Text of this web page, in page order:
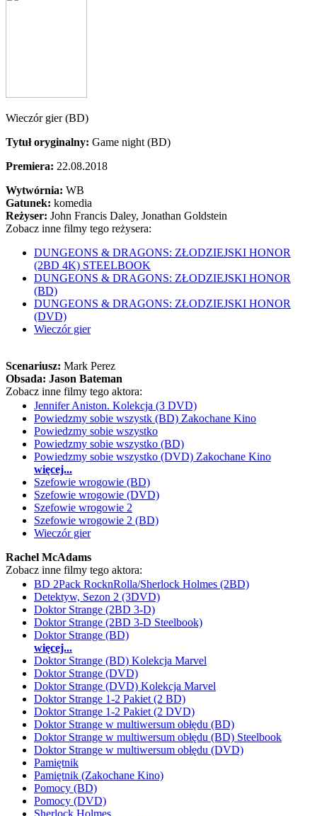
Wieczór gier (BD)
Tytuł oryginalny: Game night (BD)
Premiera: 22.08.2018
Wytwórnia: WB
Gatunek: komedia
Reżyser: John Francis Daley, Jonathan Goldstein
Zobacz inne filmy tego reżysera:
DUNGEONS & DRAGONS: ZŁODZIEJSKI HONOR
(2BD 4K) STEELBOOK
DUNGEONS & DRAGONS: ZŁODZIEJSKI HONOR
(BD)
DUNGEONS & DRAGONS: ZŁODZIEJSKI HONOR
(DVD)
Wieczór gier
Scenariusz: Mark Perez
Obsada: Jason Bateman
Zobacz inne filmy tego aktora:
Jennifer Aniston. Kolekcja (3 DVD)
Powiedzmy sobie wszystk (BD) Zakochane Kino
Powiedzmy sobie wszystko
Powiedzmy sobie wszystko (BD)
Powiedzmy sobie wszystko (DVD) Zakochane Kino
więcej...
Szefowie wrogowie (BD)
Szefowie wrogowie (DVD)
Szefowie wrogowie 2
Szefowie wrogowie 2 (BD)
Wieczór gier
Rachel McAdams
Zobacz inne filmy tego aktora:
BD 2Pack RocknRolla/Sherlock Holmes (2BD)
Detektyw, Sezon 2 (3DVD)
Doktor Strange (2BD 3-D)
Doktor Strange (2BD 3-D Steelbook)
Doktor Strange (BD)
więcej...
Doktor Strange (BD) Kolekcja Marvel
Doktor Strange (DVD)
Doktor Strange (DVD) Kolekcja Marvel
Doktor Strange 1-2 Pakiet (2 BD)
Doktor Strange 1-2 Pakiet (2 DVD)
Doktor Strange w multiwersum obłędu (BD)
Doktor Strange w multiwersum obłędu (BD) Steelbook
Doktor Strange w multiwersum obłędu (DVD)
Pamiętnik
Pamiętnik (Zakochane Kino)
Pomocy (BD)
Pomocy (DVD)
Sherlock Holmes